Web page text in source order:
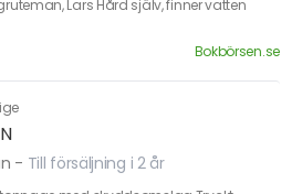
Lars Hård själv, finner vatten
Bokbörsen.se
- Till försäljning i 2 år